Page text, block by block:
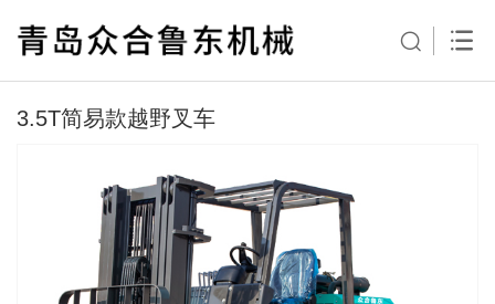
3.5T简易款越野叉车